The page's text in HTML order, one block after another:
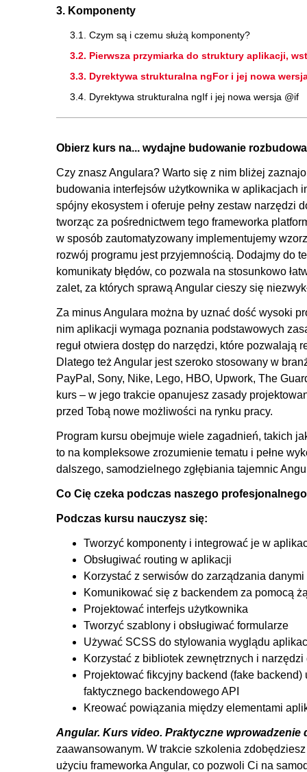
3. Komponenty
3.1. Czym są i czemu służą komponenty?
3.2. Pierwsza przymiarka do struktury aplikacji,
3.3. Dyrektywa strukturalna ngFor i jej nowa
3.4. Dyrektywa strukturalna ngIf i jej nowa wersja @if
3.5. Potoki przetwarzania (pipes)
4. Routing
4.2. Wprowadzenie do routingu aplikacji (routes,
5. Serwisy
5.1. Używanie i tworzenie serwisów, wstrzykiwanie
5.2. Połączenie serwisów z komponentami i pomiędzy
5.3. Refaktoryzacja serwisów, typy danych, dane
5.4. Modyfikacja typów: usunięcie duplikacji danych,
6. Wnętrze aplikacji
6.1. Dzielenie kodu, tworzenie komponentu oferty,
6.2. Refaktoryzacja komponentu oferty i jego
6.3. Więcej informacji o scss: zagnieżdżanie reguł i
6.4. Dane dla ofert - pobieranie danych z plików json
7. Zakładka ofert
7.1. Wyszukiwarka ofert, frontendowe filtrowanie po
7.2. Filtrowanie ofert po cenach
7.3. Łączenie warunków filtrowania, tworzenie
7.4. Wartości domyślne wyszukiwania
8. Wygląd
8.1. Wyświetlanie ilustracji, przypomnienie informacji
8.2. Przetwarzanie danych i ich prezentacja
8.3. Czyszczenie projektu ze zbędnych elementów,
9. Komunikacja z backendem
9.1. Analiza requestów sieciowych wysyłanych przez
9.2. Pobieranie danych z backendu i ich
9.3. Uporządkowanie typów danych, tworzenie typu
9.4. Wzbogacenie serwisu o metodę zapisującą dane
9.5. Wstęp do zapisywania danych na serwer
Obierz kurs na... wydajne budowanie
Czy znasz Angulara? Warto się z nim bliżej
budowania interfejsów użytkownika w aplikacjach
spójny ekosystem i oferuje pełny zestaw narzędzi
tworząc za pośrednictwem tego frameworka
w sposób zautomatyzowany implementujemy
rozwój programu jest przyjemnością. Dodajmy do
komunikaty błędów, co pozwala na stosunkowo
zalet, za których sprawą Angular cieszy się
Za minus Angulara można by uznać dość wysoki
nim aplikacji wymaga poznania podstawowych
reguł otwiera dostęp do narzędzi, które pozwalają
Dlatego też Angular jest szeroko stosowany w
PayPal, Sony, Nike, Lego, HBO, Upwork, The
kurs – w jego trakcie opanujesz zasady
przed Tobą nowe możliwości na rynku pracy.
Program kursu obejmuje wiele zagadnień, takich
to na kompleksowe zrozumienie tematu i pełne
dalszego, samodzielnego zgłębiania tajemnic
Co Cię czeka podczas naszego
Podczas kursu nauczysz się:
Tworzyć komponenty i integrować je w
Obsługiwać routing w aplikacji
Korzystać z serwisów do zarządzania
Komunikować się z backendem za pomocą
Projektować interfejs użytkownika
Tworzyć szablony i obsługiwać formularze
Używać SCSS do stylowania wyglądu
Korzystać z bibliotek zewnętrznych i
Projektować fikcyjny backend (fake
faktycznego backendowego API
Kreować powiązania między elementami
Angular. Kurs video. Praktyczne wprowadzenie
zaawansowanym. W trakcie szkolenia
użyciu frameworka Angular, co pozwoli Ci na